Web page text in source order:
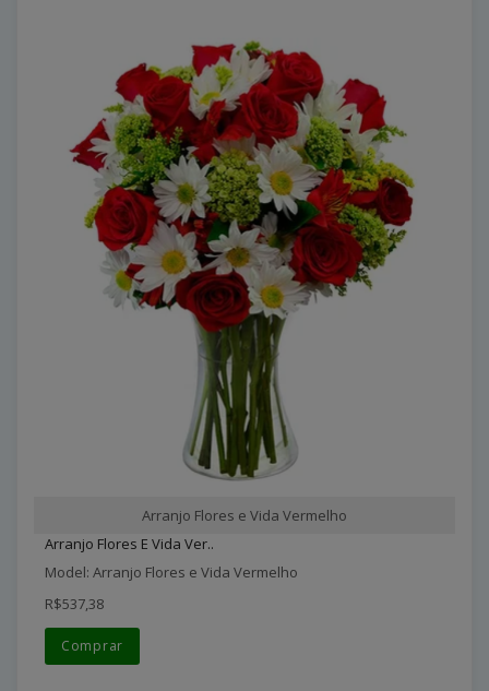
Arranjo Flores e Vida Vermelho
Arranjo Flores E Vida Ver..
Model: Arranjo Flores e Vida Vermelho
R$537,38
Comprar